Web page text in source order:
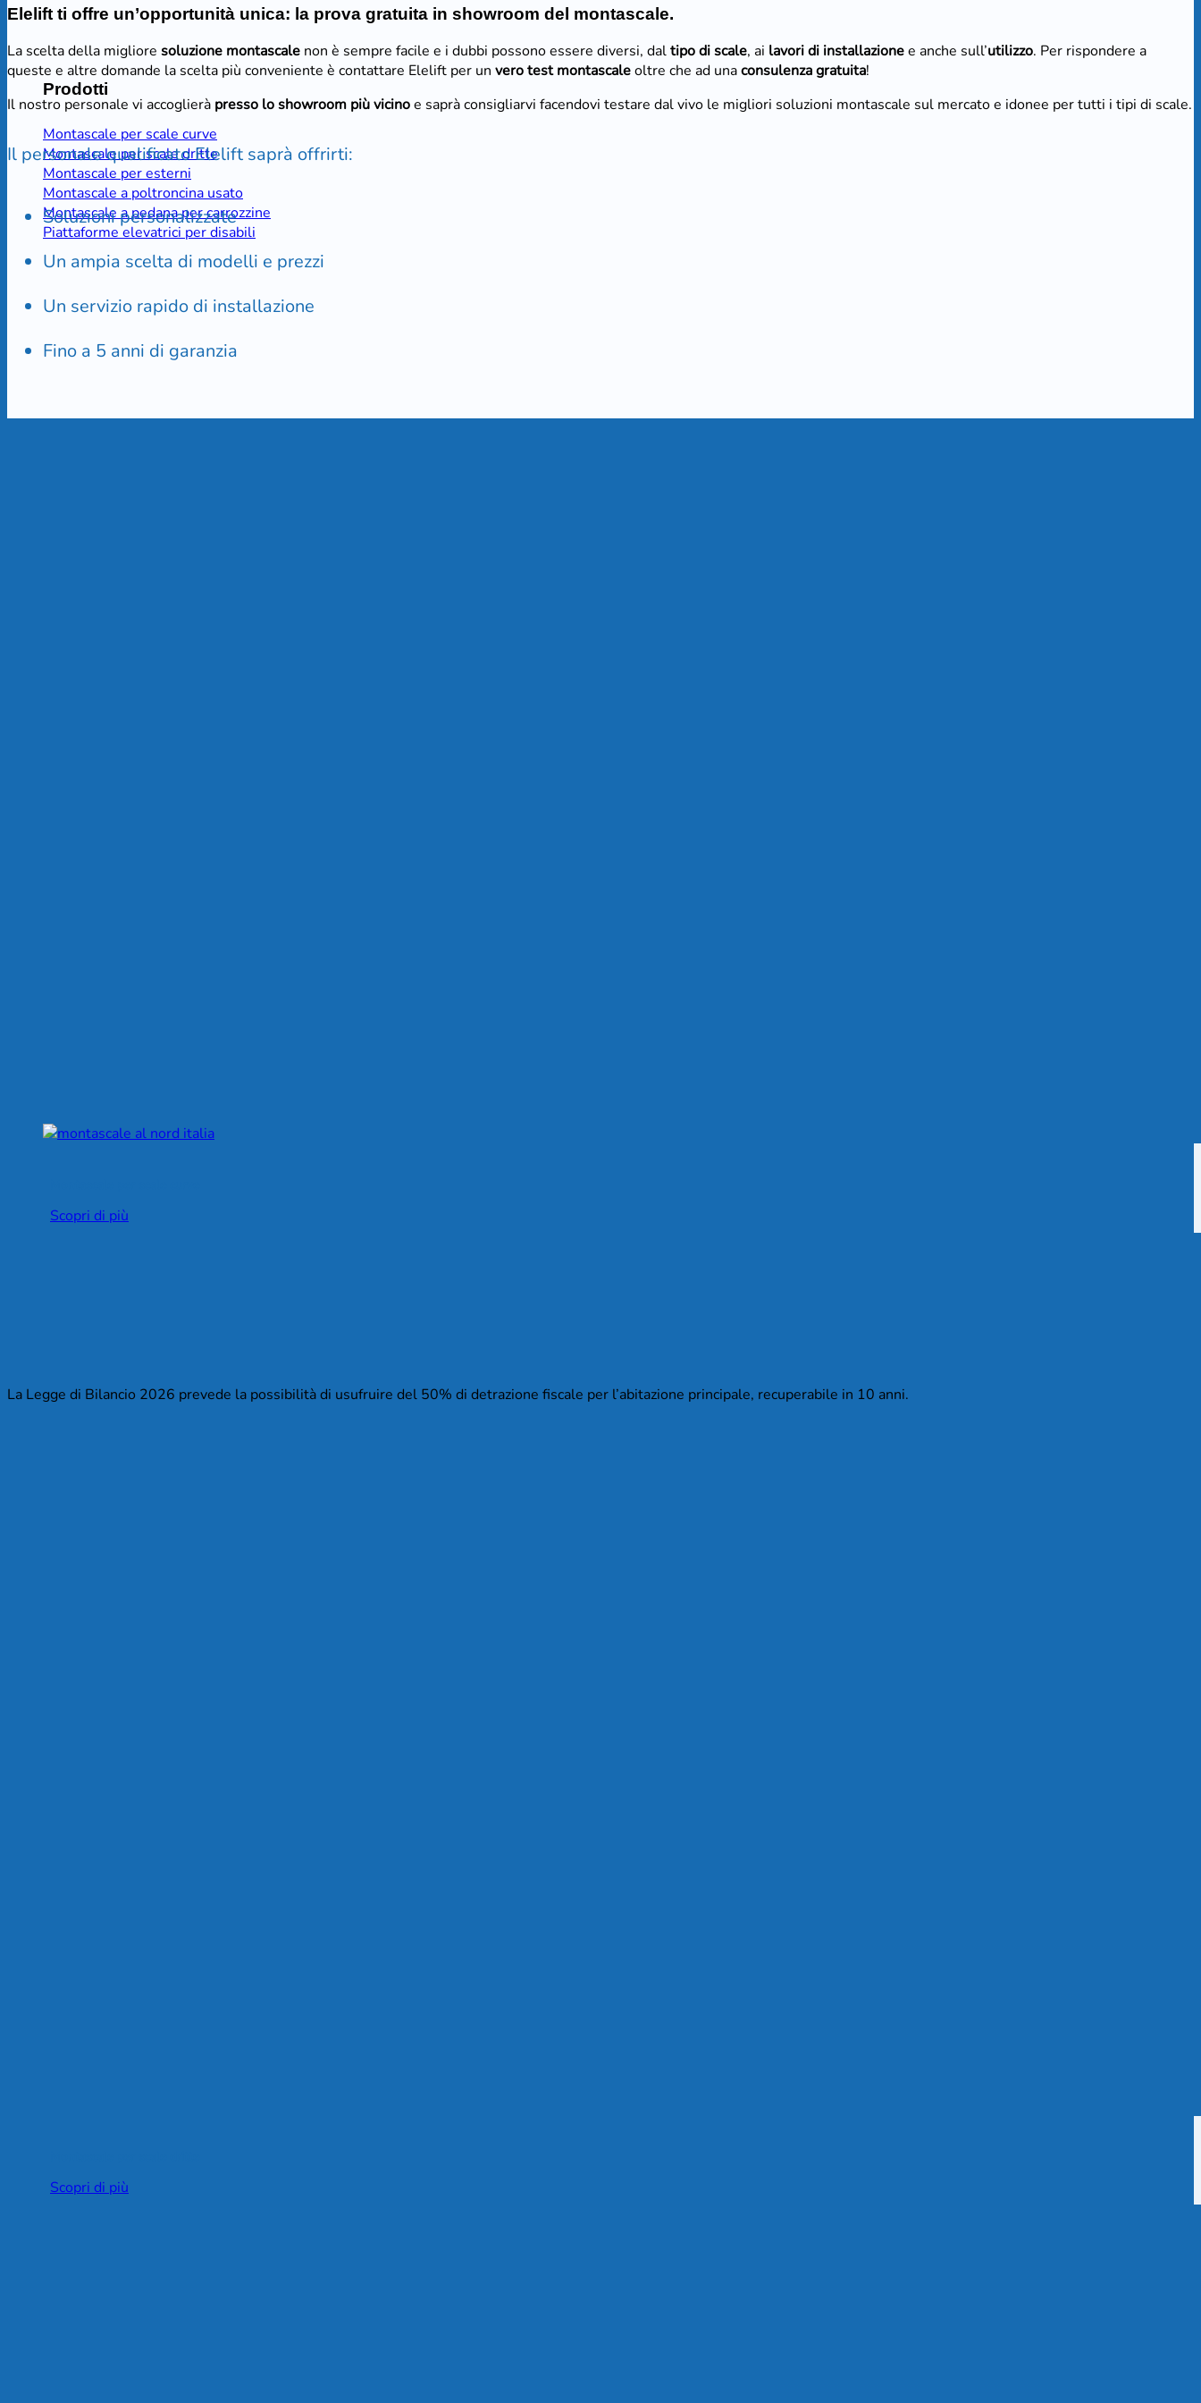
Prodotti
Montascale per scale curve
Montascale per scale dritte
Montascale per esterni
Montascale a poltroncina usato
Montascale a pedana per carrozzine
Piattaforme elevatrici per disabili
Scopri di più
Scopri di più
Elelift ti offre un’opportunità unica: la prova gratuita in showroom del montascale.
La scelta della migliore soluzione montascale non è sempre facile e i dubbi possono essere diversi, daltipo di scale, ai lavori di installazionee anche sull’utilizzo. Per rispondere a
queste e altre domande la scelta più conveniente è contattare Elelift per un vero test montascaleoltre che ad unaconsulenza gratuita!
Il nostro personale vi accoglierà presso lo showroom più vicinoe saprà consigliarvi facendovi testare dal vivo le migliori soluzioni montascale sul mercato e idonee per tutti i tipi di scale.
Il personale qualificato Elelift saprà offrirti:
Soluzioni personalizzate
Un ampia scelta di modelli e prezzi
Un servizio rapido di installazione
Fino a 5 anni di garanzia
La Legge di Bilancio 2026 prevede la possibilità di usufruire del 50% di detrazione fiscale per l’abitazione principale, recuperabile in 10 anni.